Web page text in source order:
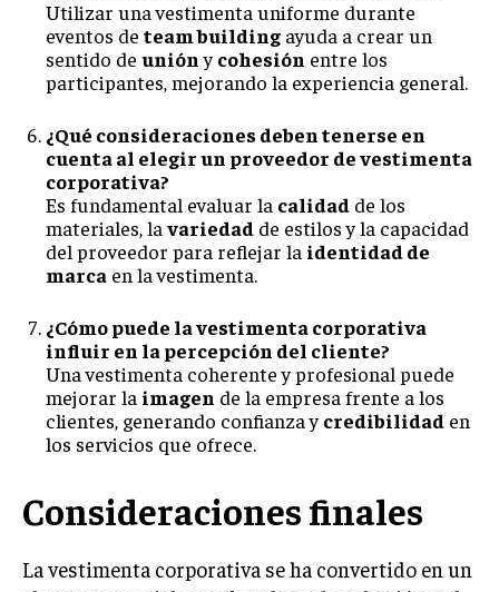
Utilizar una vestimenta uniforme durante
eventos de team building ayuda a crear un
sentido de uniónycohesión entre los
participantes, mejorando la experiencia general.
¿Qué consideraciones deben tenerse en
cuenta al elegir un proveedor de vestimenta
corporativa?
Es fundamental evaluar la calidad de los
materiales, la variedad de estilos y la capacidad
del proveedor para reflejar la identidad de
marca en la vestimenta.
¿Cómo puede la vestimenta corporativa
influir en la percepción del cliente?
Una vestimenta coherente y profesional puede
mejorar la imagen de la empresa frente a los
clientes, generando confianza ycredibilidad en
los servicios que ofrece.
Consideraciones finales
La vestimenta corporativa se ha convertido en un